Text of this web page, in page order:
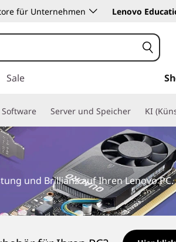
für Unternehmen Lenovo
Sale
Software Server und Speicher KI
und Brillianz auf Ihren Lenovo PC.